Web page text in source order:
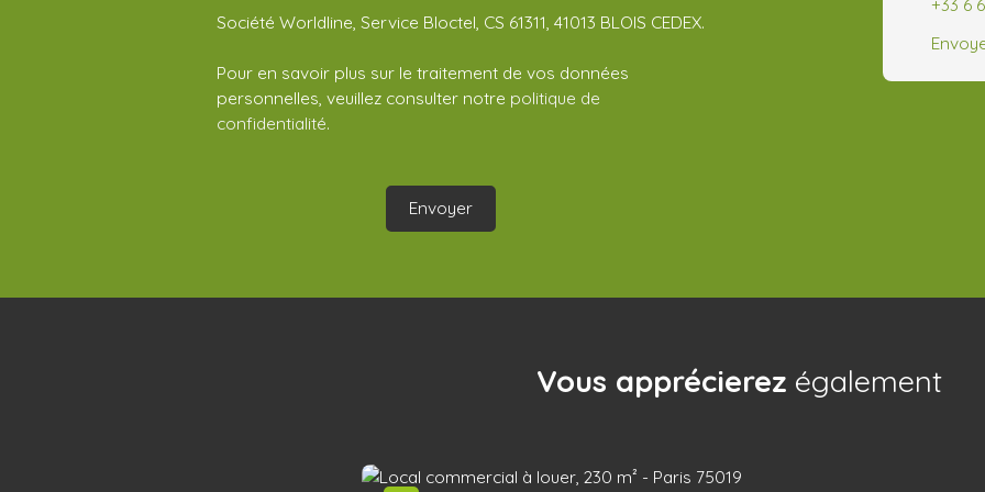
Société Worldline, Service Bloctel, CS 61311, 41013 BLOIS CEDEX.
Pour en savoir plus sur le traitement de vos données
personnelles, veuillez consulter notre politique de
confidentialité.
Envoyer
Vous apprécierez également